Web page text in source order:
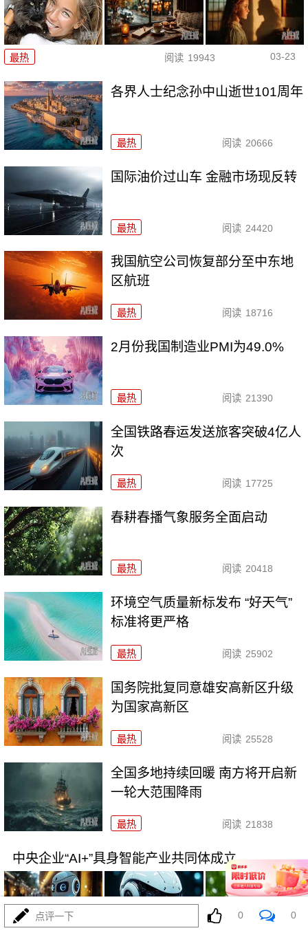
最热 阅读 19943 03-23
各界人士纪念孙中山逝世101周年
最热 阅读 20666
国际油价过山车 金融市场现反转
最热 阅读 24420
我国航空公司恢复部分至中东地
区航班
最热 阅读 18716
2月份我国制造业PMI为49.0%
最热 阅读 21390
全国铁路春运发送旅客突破4亿人
次
最热 阅读 17725
春耕春播气象服务全面启动
最热 阅读 20418
环境空气质量新标发布 “好天气”
标准将更严格
最热 阅读 25902
国务院批复同意雄安高新区升级
为国家高新区
最热 阅读 25528
全国多地持续回暖 南方将开启新
一轮大范围降雨
最热 阅读 21838
中央企业“AI+”具身智能产业共同体成立
点评一下 0 0